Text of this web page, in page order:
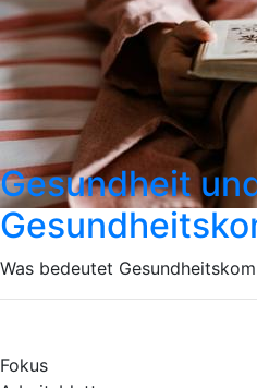
Gesundheit
Was bedeutet
Fokus